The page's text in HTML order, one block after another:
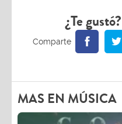
¿Te
MAS EN MÚSICA